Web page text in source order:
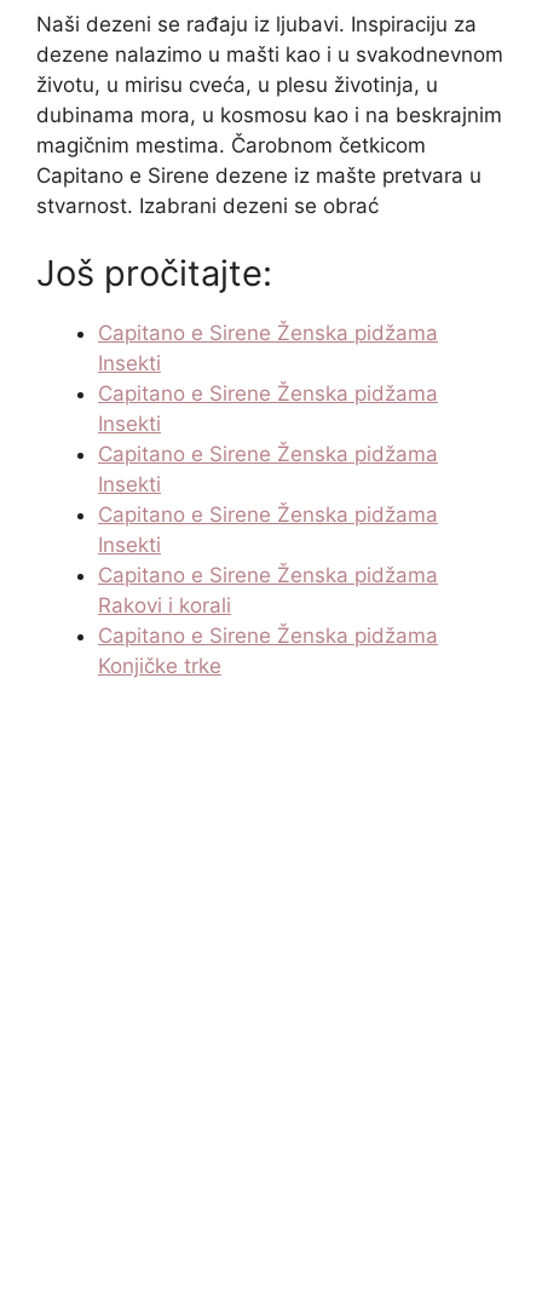
Naši dezeni se rađaju iz ljubavi. Inspiraciju za
dezene nalazimo u mašti kao i u svakodnevnom
životu, u mirisu cveća, u plesu životinja, u
dubinama mora, u kosmosu kao i na beskrajnim
magičnim mestima. Čarobnom četkicom
Capitano e Sirene dezene iz mašte pretvara u
stvarnost. Izabrani dezeni se obrać
Još pročitajte:
Capitano e Sirene Ženska pidžama
Insekti
Capitano e Sirene Ženska pidžama
Insekti
Capitano e Sirene Ženska pidžama
Insekti
Capitano e Sirene Ženska pidžama
Insekti
Capitano e Sirene Ženska pidžama
Rakovi i korali
Capitano e Sirene Ženska pidžama
Konjičke trke